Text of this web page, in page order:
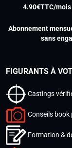
4.90€TTC/
Abonnement
sans
FIGURANTS À
Castings
Conseils book
Formation &